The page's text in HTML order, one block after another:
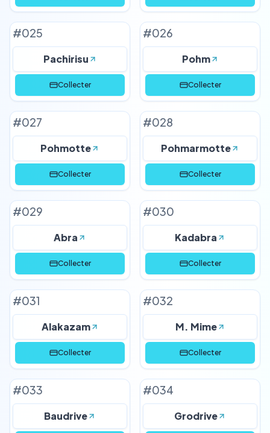
#025
Pachirisu
Collecter
#026
Pohm
Collecter
#027
Pohmotte
Collecter
#028
Pohmarmotte
Collecter
#029
Abra
Collecter
#030
Kadabra
Collecter
#031
Alakazam
Collecter
#032
M. Mime
Collecter
#033
Baudrive
#034
Grodrive